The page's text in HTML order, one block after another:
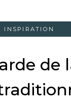
INSPIRATION
de